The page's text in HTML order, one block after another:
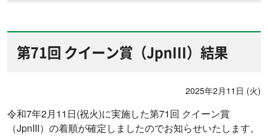
第71回 クイーン賞（JpnIII）結果
2025年2月11日 (火)
令和7年2月11日(祝火)に実施した第71回 クイーン賞
（JpnIII）の着順が確定しましたのでお知らせいたします。